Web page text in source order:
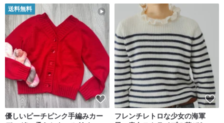
送料無料
優しいピーチピンク手編みカー
フレンチレトロな少女の海軍